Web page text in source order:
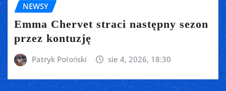
NEWSY
Emma Chervet straci następny sezon
przez kontuzję
Patryk Połoński sie 4, 2026, 18:30